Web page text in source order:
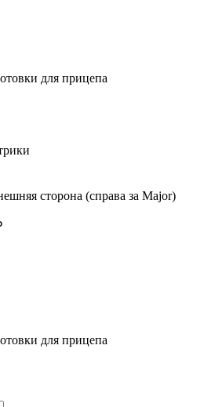
для прицепа
сторона (справа за Major)
для прицепа